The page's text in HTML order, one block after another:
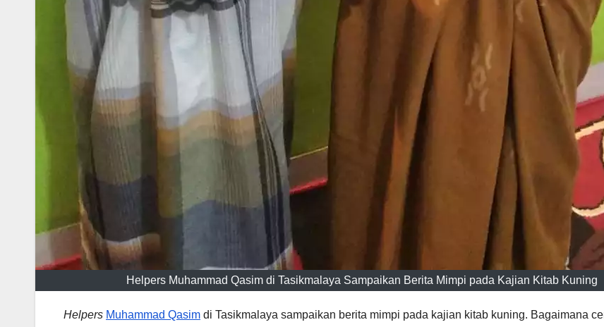
Helpers Muhammad Qasim di Tasikmalaya Sampaikan Berita Mimpi pada Kajian Kitab Kuning
Helpers Muhammad Qasim di Tasikmalaya sampaikan berita mimpi pada kajian kitab kuning. Bagaimana